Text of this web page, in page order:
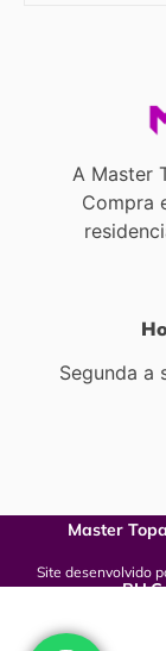
A Master
Compra
Segunda a
Master
Site desenvolvido
BH